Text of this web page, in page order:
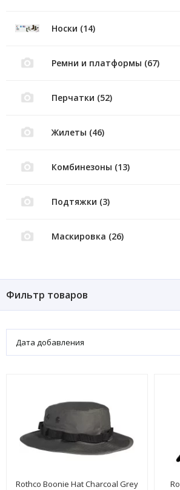
Носки (14)
Ремни и платформы (67)
Перчатки (52)
Жилеты (46)
Комбинезоны (13)
Подтяжки (3)
Маскировка (26)
Фильтр товаров
Дата добавления
Rothco Boonie Hat Charcoal Grey